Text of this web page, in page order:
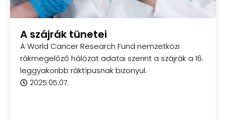
A szájrák tünetei
A World Cancer Research Fund nemzetközi
rákmegelőző hálózat adatai szerint a szájrák a 16.
leggyakoribb ráktípusnak bizonyul.
2025.05.07.